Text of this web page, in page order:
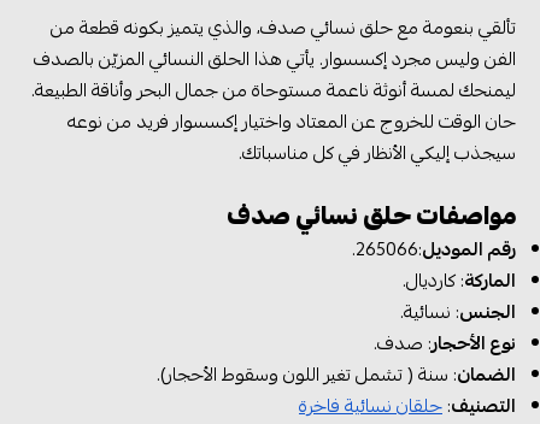
تألقي بنعومة مع حلق نسائي صدف، والذي يتميز بكونه قطعة من
الفن وليس مجرد إكسسوار. يأتي هذا الحلق النسائي المزيّن بالصدف
ليمنحك لمسة أنوثة ناعمة مستوحاة من جمال البحر وأناقة الطبيعة.
حان الوقت للخروج عن المعتاد واختيار إكسسوار فريد من نوعه
سيجذب إليكي الأنظار في كل مناسباتك.
مواصفات حلق نسائي صدف
رقم الموديل:265066.
الماركة: كارديال.
الجنس: نسائية.
نوع الأحجار: صدف.
الضمان: سنة ( تشمل تغير اللون وسقوط الأحجار).
التصنيف:حلقان نسائية فاخرة